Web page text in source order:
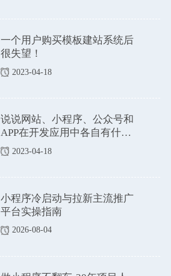
一个用户购买模板建站系统后
很失望！
2023-04-18
说说网站、小程序、公众号和
APP在开发应用中各自有什么
优点和缺点吗？
2023-04-18
小程序冷启动与拉新主流推广
平台实操指南
2026-08-04